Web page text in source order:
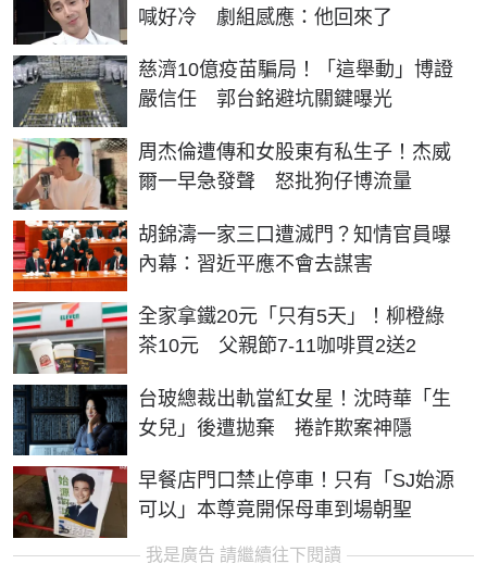
喊好冷 劇組感應：他回來了
慈濟10億疫苗騙局！「這舉動」博證
嚴信任 郭台銘避坑關鍵曝光
周杰倫遭傳和女股東有私生子！杰威
爾一早急發聲 怒批狗仔博流量
胡錦濤一家三口遭滅門？知情官員曝
內幕：習近平應不會去謀害
全家拿鐵20元「只有5天」！柳橙綠
茶10元 父親節7-11咖啡買2送2
台玻總裁出軌當紅女星！沈時華「生
女兒」後遭拋棄 捲詐欺案神隱
早餐店門口禁止停車！只有「SJ始源
可以」本尊竟開保母車到場朝聖
我是廣告 請繼續往下閱讀